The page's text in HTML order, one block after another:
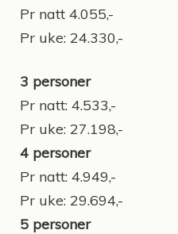
Pr natt 4.055,-
Pr uke: 24.330,-
3 personer
Pr natt: 4.533,-
Pr uke: 27.198,-
4 personer
Pr natt: 4.949,-
Pr uke: 29.694,-
5 personer